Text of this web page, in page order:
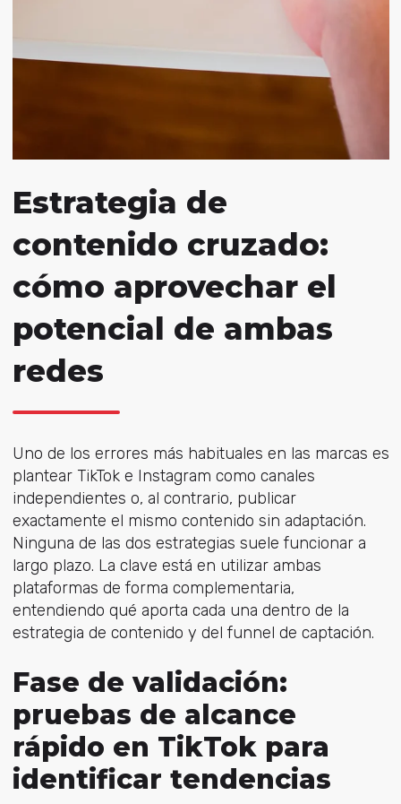
Estrategia de
contenido cruzado:
cómo aprovechar el
potencial de ambas
redes
Uno de los errores más habituales en las marcas es
plantear TikTok e Instagram como canales
independientes o, al contrario, publicar
exactamente el mismo contenido sin adaptación.
Ninguna de las dos estrategias suele funcionar a
largo plazo. La clave está en utilizar ambas
plataformas de forma complementaria,
entendiendo qué aporta cada una dentro de la
estrategia de contenido y del funnel de captación.
Fase de validación:
pruebas de alcance
rápido en TikTok para
identificar tendencias